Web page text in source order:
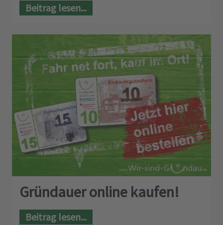
Beitrag lesen...
Gründauer online kaufen!
Beitrag lesen...